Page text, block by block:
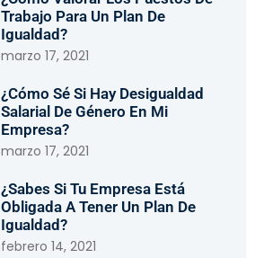
Trabajo Para Un Plan De
Igualdad?
marzo 17, 2021
¿Cómo Sé Si Hay Desigualdad
Salarial De Género En Mi
Empresa?
marzo 17, 2021
¿Sabes Si Tu Empresa Está
Obligada A Tener Un Plan De
Igualdad?
febrero 14, 2021